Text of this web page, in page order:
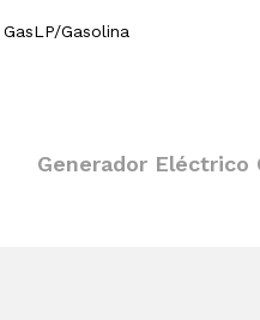
GasLP/Gasolina
Generador Eléctrico